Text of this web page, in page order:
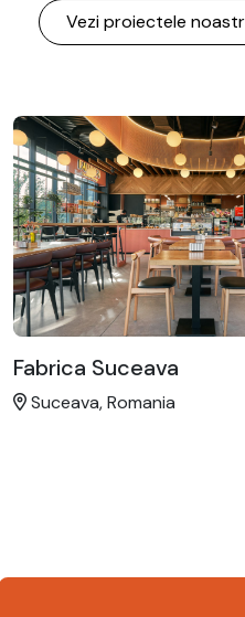
Vezi proiectele
Fabrica Suceava
Suceava, Romania